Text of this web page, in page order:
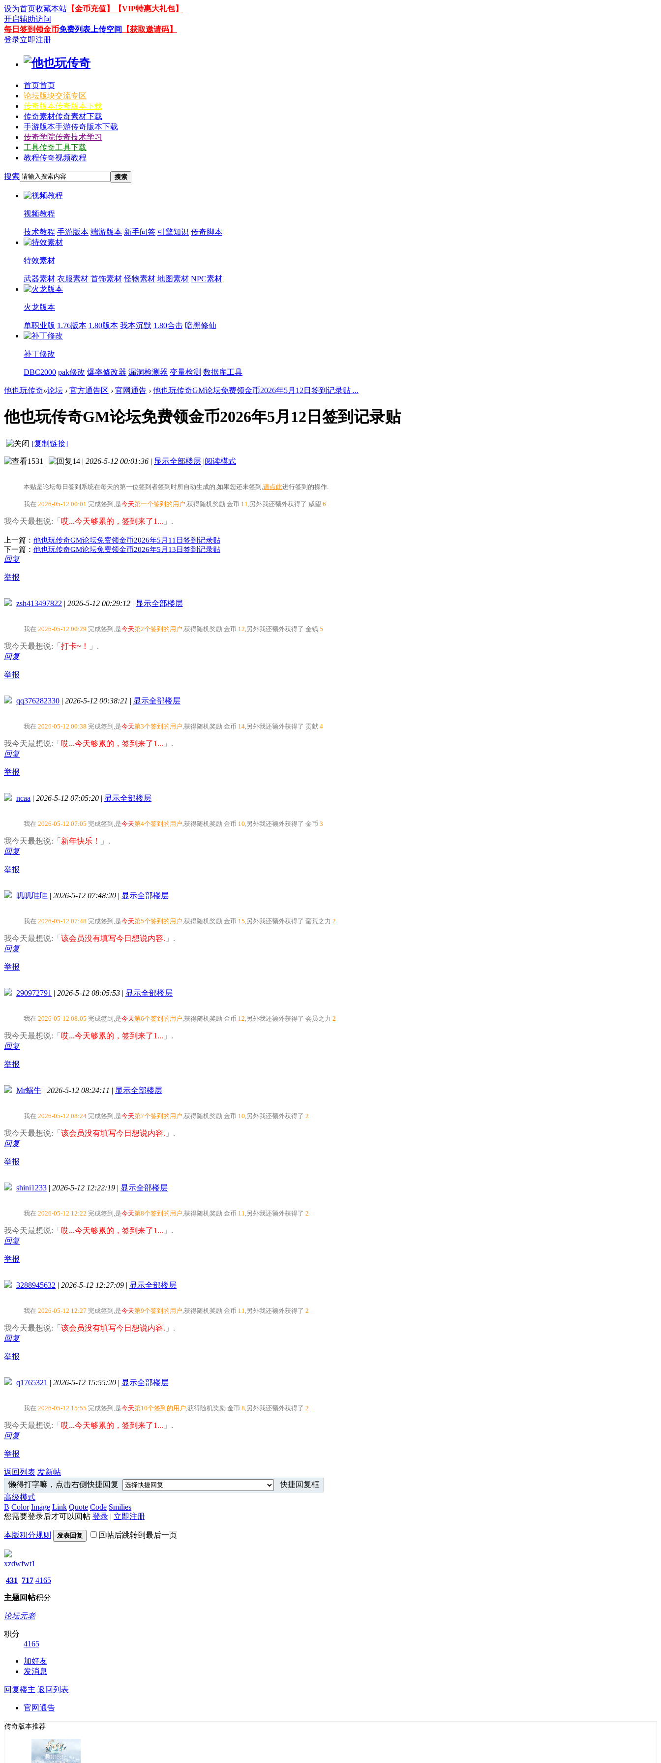
设为首页收藏本站 【金币充值】
【VIP特惠大礼包】
开启辅助访问
每日签到领金币免费列表上传空间
【获取邀请码】
登录立即注册
首页首页
论坛版块交流专区
传奇版本传奇版本下载
传奇素材传奇素材下载
手游版本手游传奇版本下载
传奇学院传奇技术学习
工具传奇工具下载
教程传奇视频教程
搜索 搜索
视频教程
技术教程 手游版本 端游版本 新手问答 引擎知识 传奇脚本
特效素材
武器素材 衣服素材 首饰素材 怪物素材 地图素材 NPC素材
火龙版本
单职业版 1.76版本 1.80版本 我本沉默 1.80合击 暗黑修仙
补丁修改
DBC2000 pak修改 爆率修改器 漏洞检测器 变量检测 数据库工具
他也玩传奇»论坛 › 官方通告区 › 官网通告 › 他也玩传奇GM论坛免费领金币2026年5月12日签到记录贴 ...
他也玩传奇GM论坛免费领金币2026年5月12日签到记录贴
[复制链接]
1531 | 14 | 2026-5-12 00:01:36 | 显示全部楼层 |阅读模式
本贴是论坛每日签到系统在每天的第一位签到者签到时所自动生成的,如果您还未签到, 请点此进行签到的操作.
我在 2026-05-12 00:01 完成签到,是今天第一个签到的用户 ,获得随机奖励 金币 11 ,另外我还额外获得了 威望 6
我今天最想说:「 哎...今天够累的，签到来了1... 」.
上一篇： 他也玩传奇GM论坛免费领金币2026年5月11日签到记录贴
下一篇： 他也玩传奇GM论坛免费领金币2026年5月13日签到记录贴
回复
举报
zsh413497822 | 2026-5-12 00:29:12 | 显示全部楼层
我在 2026-05-12 00:29 完成签到,是今天第2个签到的用户 ,获得随机奖励 金币 12 ,另外我还额外获得了 金钱 5
我今天最想说:「 打卡~！
」.
回复
举报
qq376282330 | 2026-5-12 00:38:21 | 显示全部楼层
我在 2026-05-12 00:38 完成签到,是今天第3个签到的用户 ,获得随机奖励 金币 14 ,另外我还额外获得了 贡献 4
我今天最想说:「 哎...今天够累的，签到来了1... 」.
回复
举报
ncaa | 2026-5-12 07:05:20 | 显示全部楼层
我在 2026-05-12 07:05 完成签到,是今天第4个签到的用户 ,获得随机奖励 金币 10 ,另外我还额外获得了 金币 3
我今天最想说:「 新年快乐！
」.
回复
举报
叽叽哇哇 | 2026-5-12 07:48:20 | 显示全部楼层
我在 2026-05-12 07:48 完成签到,是今天第5个签到的用户 ,获得随机奖励 金币 15 ,另外我还额外获得了 蛮荒之力 2
我今天最想说:「 该会员没有填写今日想说内容. 」.
回复
举报
290972791 | 2026-5-12 08:05:53 | 显示全部楼层
我在 2026-05-12 08:05 完成签到,是今天第6个签到的用户 ,获得随机奖励 金币 12 ,另外我还额外获得了 会员之力 2
我今天最想说:「 哎...今天够累的，签到来了1... 」.
回复
举报
Mr蜗牛 | 2026-5-12 08:24:11 | 显示全部楼层
我在 2026-05-12 08:24 完成签到,是今天第7个签到的用户 ,获得随机奖励 金币 10 ,另外我还额外获得了 2
我今天最想说:「 该会员没有填写今日想说内容. 」.
回复
举报
shini1233 | 2026-5-12 12:22:19 | 显示全部楼层
我在 2026-05-12 12:22 完成签到,是今天第8个签到的用户 ,获得随机奖励 金币 11 ,另外我还额外获得了 2
我今天最想说:「 哎...今天够累的，签到来了1... 」.
回复
举报
3288945632 | 2026-5-12 12:27:09 | 显示全部楼层
我在 2026-05-12 12:27 完成签到,是今天第9个签到的用户 ,获得随机奖励 金币 11 ,另外我还额外获得了 2
我今天最想说:「 该会员没有填写今日想说内容. 」.
回复
举报
q1765321 | 2026-5-12 15:55:20 | 显示全部楼层
我在 2026-05-12 15:55 完成签到,是今天第10个签到的用户 ,获得随机奖励 金币 8 ,另外我还额外获得了 2
我今天最想说:「 哎...今天够累的，签到来了1... 」.
回复
举报
返回列表 发新帖
懒得打字嘛，点击右侧快捷回复
快捷回复框
高级模式
B Color Image Link Quote Code Smilies
您需要登录后才可以回帖 登录 | 立即注册
本版积分规则 发表回复 回帖后跳转到最后一页
xzdwfwt1
431
主题
717
回帖
4165
积分
论坛元老
积分
4165
加好友
发消息
回复楼主 返回列表
官网通告
传奇版本推荐